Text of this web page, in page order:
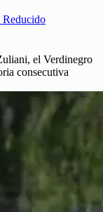
Reducido
el Verdinegro
consecutiva